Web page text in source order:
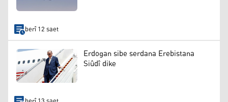
berî 12 saet
Erdogan sibe serdana Erebistana
Siûdî dike